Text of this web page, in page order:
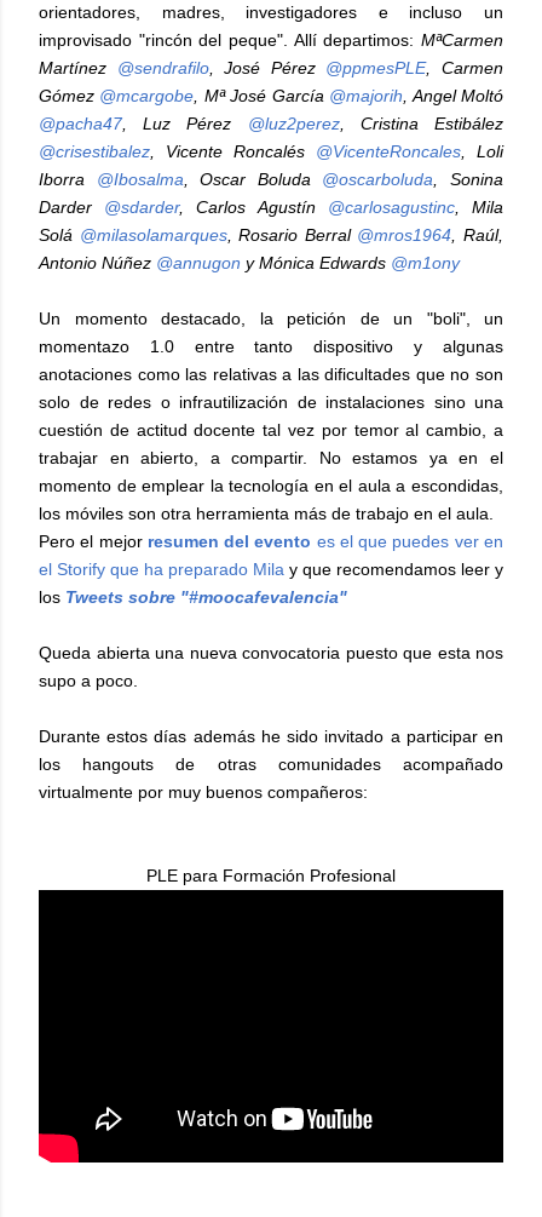
orientadores, madres, investigadores e incluso un
improvisado "rincón del peque". Allí departimos: MªCarmen
Martínez @sendrafilo, José Pérez @ppmesPLE, Carmen
Gómez @mcargobe , Mª José García @majorih , Angel Moltó
@pacha47, Luz Pérez @luz2perez, Cristina Estibález
@crisestibalez , Vicente Roncalés @VicenteRoncales , Loli
Iborra @Ibosalma , Oscar Boluda @oscarboluda , Sonina
Darder @sdarder, Carlos Agustín @carlosagustinc, Mila
Solá @milasolamarques, Rosario Berral @mros1964 , Raúl,
Antonio Núñez @annugon y Mónica Edwards @m1ony
Un momento destacado, la petición de un "boli", un
momentazo 1.0 entre tanto dispositivo y algunas
anotaciones como las relativas a las dificultades que no son
solo de redes o infrautilización de instalaciones sino una
cuestión de actitud docente tal vez por temor al cambio, a
trabajar en abierto, a compartir. No estamos ya en el
momento de emplear la tecnología en el aula a escondidas,
los móviles son otra herramienta más de trabajo en el aula.
Pero el mejor resumen del evento es el que puedes ver en
el Storify que ha preparado Mila y que recomendamos leer y
los Tweets sobre "#moocafevalencia"
Queda abierta una nueva convocatoria puesto que esta nos
supo a poco.
Durante estos días además he sido invitado a participar en
los hangouts de otras comunidades acompañado
virtualmente por muy buenos compañeros:
PLE para Formación Profesional